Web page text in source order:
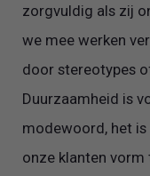
zorgvuldig als zij
we mee werken
door stereotypes
Duurzaamheid is
modewoord, het is
onze klanten vorm